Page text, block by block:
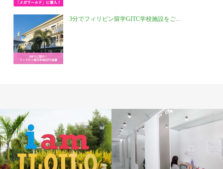
3分でフィリピン留学GITC学校施設をご...